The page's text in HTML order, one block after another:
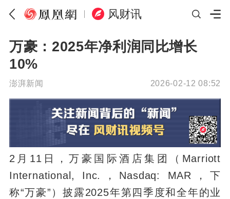
风财讯
万豪：2025年净利润同比增长
10%
澎湃新闻 2026-02-12 08:52
2月11日，万豪国际酒店集团（Marriott
International, Inc.，Nasdaq: MAR，下
称“万豪”）披露2025年第四季度和全年的业